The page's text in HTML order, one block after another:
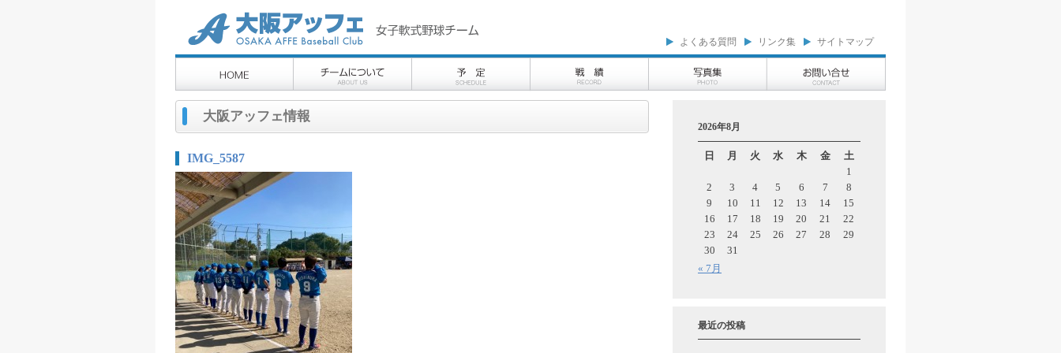
よくある質問 リンク集 サイトマップ
大阪アッフェ情報
IMG_5587
2026年8月
日 月 火 水 木 金 土
« 7月
1
2
3 4 5 6 7
8
9
10 11 12 13 14
15
16
17 18 19 20 21
22
23
24 25 26 27 28
29
30
31
最近の投稿